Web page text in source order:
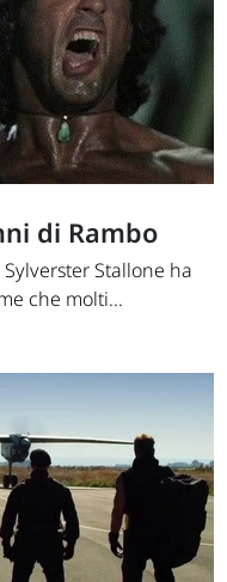
di Rambo
Stallone ha
che molti...